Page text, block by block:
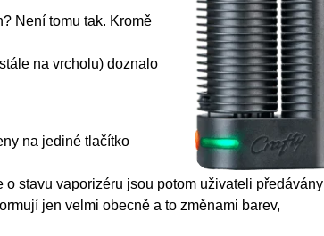
Není tomu tak. Kromě
na vrcholu) doznalo
na jediné tlačítko
stavu vaporizéru jsou potom uživateli předávány
jen velmi obecně a to změnami barev,